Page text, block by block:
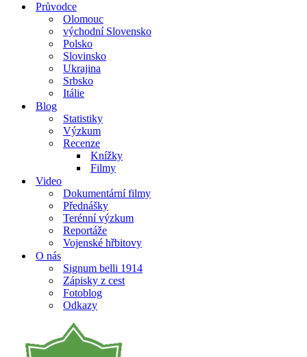
Průvodce
Olomouc
východní Slovensko
Polsko
Slovinsko
Ukrajina
Srbsko
Itálie
Blog
Statistiky
Výzkum
Recenze
Knížky
Filmy
Video
Dokumentární filmy
Přednášky
Terénní výzkum
Reportáže
Vojenské hřbitovy
O nás
Signum belli 1914
Zápisky z cest
Fotoblog
Odkazy